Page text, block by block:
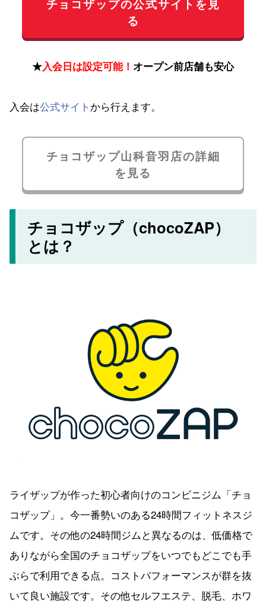
チョコザップの公式サイトを見
る
★入会日は設定可能！ オープン前店舗も安心
入会は公式サイト から行えます。
チョコザップ山科音羽店の詳細
を見る
チョコザップ（chocoZAP）
とは？
ライザップが作った初心者向けのコンビニジム「チョ
コザップ」。今一番勢いのある24時間フィットネスジ
ムです。その他の24時間ジムと異なるのは、低価格で
ありながら全国のチョコザップをいつでもどこでも手
ぶらで利用できる点。コストパフォーマンスが群を抜
いて良い施設です。その他セルフエステ、脱毛、ホワ